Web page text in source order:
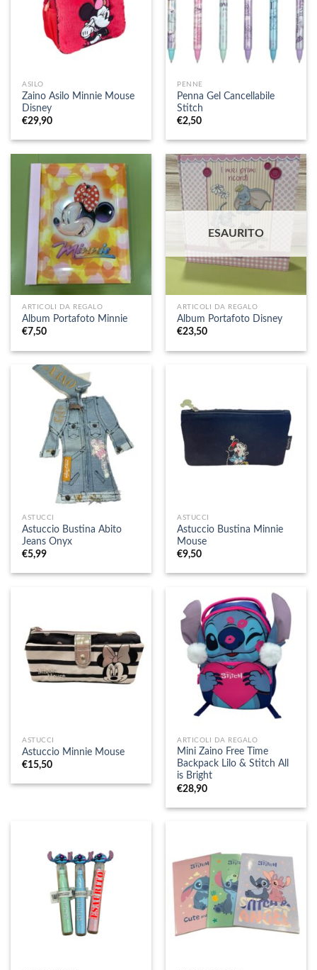
ASILO
Zaino Asilo Minnie Mouse
Disney
€29,90
PENNE
Penna Gel Cancellabile
Stitch
€2,50
ARTICOLI DA REGALO
Album Portafoto Minnie
€7,50
ESAURITO
ARTICOLI DA REGALO
Album Portafoto Disney
€23,50
ASTUCCI
Astuccio Bustina Abito
Jeans Onyx
€5,99
ASTUCCI
Astuccio Bustina Minnie
Mouse
€9,50
ASTUCCI
Astuccio Minnie Mouse
€15,50
ARTICOLI DA REGALO
Mini Zaino Free Time
Backpack Lilo & Stitch All
is Bright
€28,90